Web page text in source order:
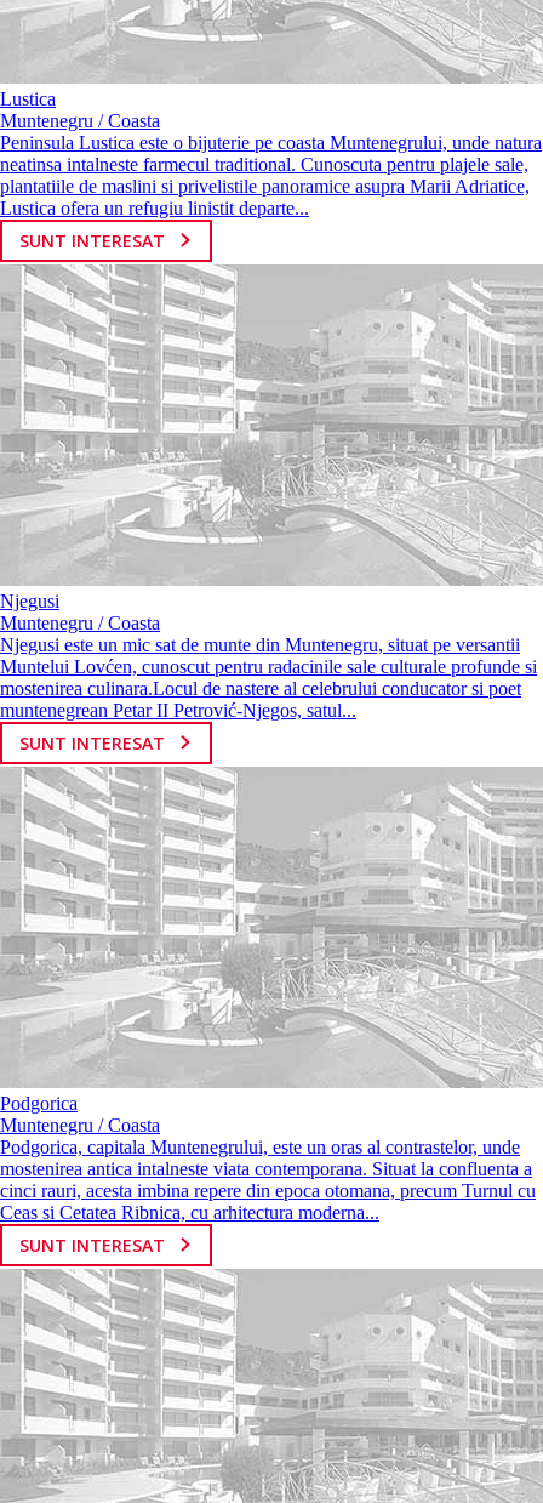
Lustica
Muntenegru / Coasta
Peninsula Lustica este o bijuterie pe coasta Muntenegrului, unde natura
neatinsa intalneste farmecul traditional. Cunoscuta pentru plajele sale,
plantatiile de maslini si privelistile panoramice asupra Marii Adriatice,
Lustica ofera un refugiu linistit departe...
SUNT INTERESAT
Njegusi
Muntenegru / Coasta
Njegusi este un mic sat de munte din Muntenegru, situat pe versantii
Muntelui Lovćen, cunoscut pentru radacinile sale culturale profunde si
mostenirea culinara.Locul de nastere al celebrului conducator si poet
muntenegrean Petar II Petrović-Njegos, satul...
SUNT INTERESAT
Podgorica
Muntenegru / Coasta
Podgorica, capitala Muntenegrului, este un oras al contrastelor, unde
mostenirea antica intalneste viata contemporana. Situat la confluenta a
cinci rauri, acesta imbina repere din epoca otomana, precum Turnul cu
Ceas si Cetatea Ribnica, cu arhitectura moderna...
SUNT INTERESAT